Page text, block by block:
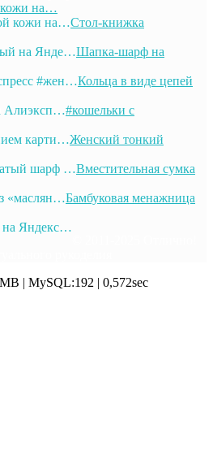
кожи на…
Стол-книжка
Шапка-шарф на
Кольца в виде цепей
#кошельки с
Женский тонкий
Вместительная сумка
Бамбуковая менажница
| MySQL:192 | 0,572sec